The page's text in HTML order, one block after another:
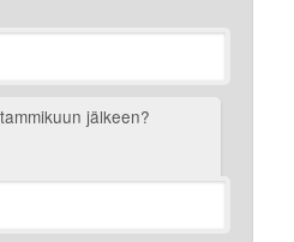
jälkeen?